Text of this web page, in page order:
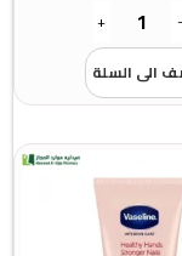
-
+
الى السلة